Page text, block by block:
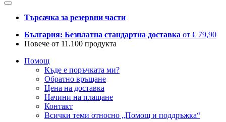
Търсачка за резервни части
България: Безплатна стандартна доставка от € 79,90
Повече от 11.100 продукта
Помощ
Къде е поръчката ми?
Обратно връщане
Цена на доставка
Начини на плащане
Контакт
Всички теми относно „Помощ и поддръжка“